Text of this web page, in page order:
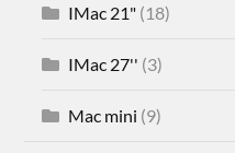
IMac 21" (18)
IMac 27'' (3)
Mac mini (9)